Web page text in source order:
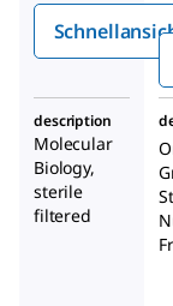
description
Molecular
Biology,
sterile
filtered